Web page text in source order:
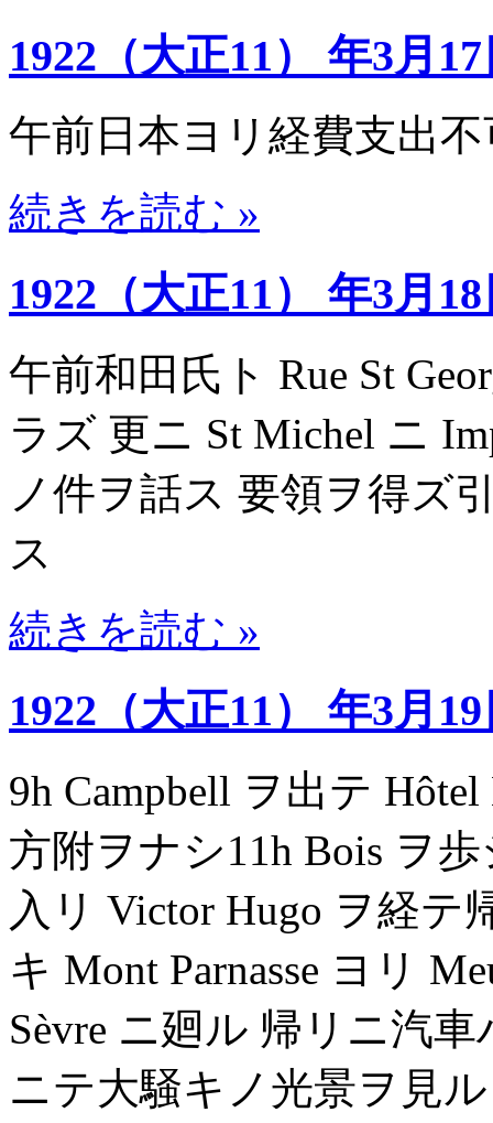
1922（大正11） 年3月
午前日本ヨリ経費支出
続きを読む »
1922（大正11） 年3月
午前和田氏ト Rue St
ラズ 更ニ St Michel ニ
ノ件ヲ話ス 要領ヲ得ズ
ス
続きを読む »
1922（大正11） 年3月
9h Campbell ヲ出テ
方附ヲナシ11h Bois ヲ
入リ Victor Hugo ヲ経テ
キ Mont Parnasse ヨリ
Sèvre ニ廻ル 帰リニ汽
ニテ大騒キノ光景ヲ見